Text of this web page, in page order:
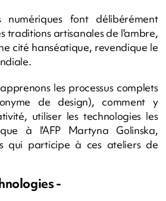
numériques font délibérément
traditions artisanales de l'ambre,
cité hanséatique, revendique le
les processus complets
de design), comment y
utiliser les technologies les
à l'AFP Martyna Golinska,
qui participe à ces ateliers de
-